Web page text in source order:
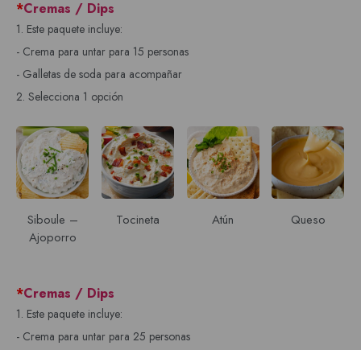
*Cremas / Dips
1. Este paquete incluye:
- Crema para untar para 15 personas
- Galletas de soda para acompañar
2. Selecciona 1 opción
Siboule –
Ajoporro
Tocineta Atún Queso
*Cremas / Dips
1. Este paquete incluye:
- Crema para untar para 25 personas